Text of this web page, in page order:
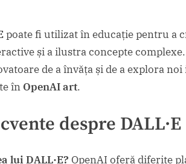
poate fi utilizat în educație pentru a
și a ilustra concepte
de a învăța și de a explora noi
în OpenAI art.
despre DALL·E
lui DALL·E? OpenAI oferă diferite